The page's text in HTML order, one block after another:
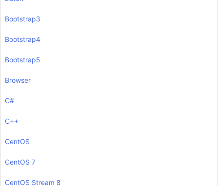
Bootstrap3
Bootstrap4
Bootstrap5
Browser
C#
C++
CentOS
CentOS 7
CentOS Stream 8